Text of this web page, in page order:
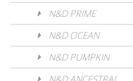
N&D PRIME
N&D OCEAN
N&D PUMPKIN